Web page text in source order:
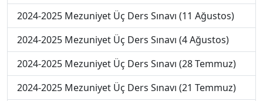
2024-2025 Mezuniyet Üç Ders Sınavı (11 Ağustos)
2024-2025 Mezuniyet Üç Ders Sınavı (4 Ağustos)
2024-2025 Mezuniyet Üç Ders Sınavı (28 Temmuz)
2024-2025 Mezuniyet Üç Ders Sınavı (21 Temmuz)